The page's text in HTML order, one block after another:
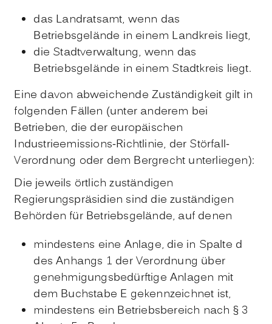
das Landratsamt, wenn das
Betriebsgelände in einem Landkreis liegt,
die Stadtverwaltung, wenn das
Betriebsgelände in einem Stadtkreis liegt.
Eine davon abweichende Zuständigkeit gilt in
folgenden Fällen (unter anderem bei
Betrieben, die der europäischen
Industrieemissions-Richtlinie, der Störfall-
Verordnung oder dem Bergrecht unterliegen):
Die jeweils örtlich zuständigen
Regierungspräsidien sind die zuständigen
Behörden für Betriebsgelände, auf denen
mindestens eine Anlage, die in Spalte d
des Anhangs 1 der Verordnung über
genehmigungsbedürftige Anlagen mit
dem Buchstabe E gekennzeichnet ist,
mindestens ein Betriebsbereich nach § 3